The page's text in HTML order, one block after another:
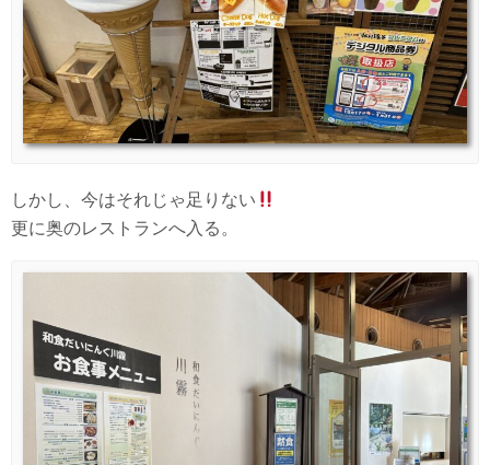
しかし、今はそれじゃ足りない
更に奥のレストランへ入る。